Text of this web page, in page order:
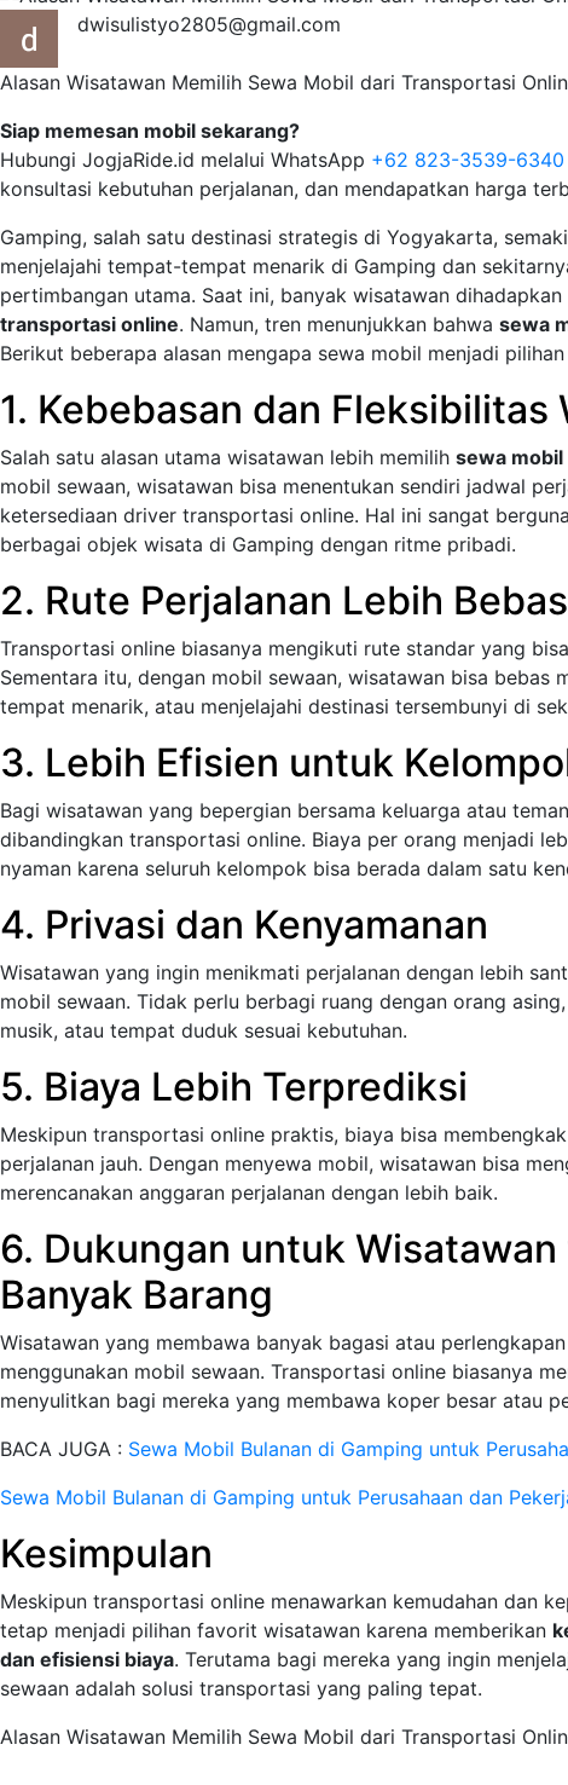
dwisulistyo2805@gmail.com
Alasan Wisatawan Memilih Sewa Mobil dari Transportasi
Siap memesan mobil sekarang?
Hubungi JogjaRide.id melalui WhatsApp +62 823-3539-6340
konsultasi kebutuhan perjalanan, dan mendapatkan harga
Gamping, salah satu destinasi strategis di Yogyakarta,
menjelajahi tempat-tempat menarik di Gamping dan
pertimbangan utama. Saat ini, banyak wisatawan
transportasi online. Namun, tren menunjukkan bahwa sewa
Berikut beberapa alasan mengapa sewa mobil menjadi
1. Kebebasan dan Fleksibilitas
Salah satu alasan utama wisatawan lebih memilih sewa mobil
mobil sewaan, wisatawan bisa menentukan sendiri jadwal
ketersediaan driver transportasi online. Hal ini sangat
berbagai objek wisata di Gamping dengan ritme pribadi.
2. Rute Perjalanan Lebih Bebas
Transportasi online biasanya mengikuti rute standar yang
Sementara itu, dengan mobil sewaan, wisatawan bisa bebas
tempat menarik, atau menjelajahi destinasi tersembunyi di
3. Lebih Efisien untuk
Bagi wisatawan yang bepergian bersama keluarga atau
dibandingkan transportasi online. Biaya per orang menjadi
nyaman karena seluruh kelompok bisa berada dalam satu
4. Privasi dan Kenyamanan
Wisatawan yang ingin menikmati perjalanan dengan lebih
mobil sewaan. Tidak perlu berbagi ruang dengan orang
musik, atau tempat duduk sesuai kebutuhan.
5. Biaya Lebih Terprediksi
Meskipun transportasi online praktis, biaya bisa
perjalanan jauh. Dengan menyewa mobil, wisatawan bisa
merencanakan anggaran perjalanan dengan lebih baik.
6. Dukungan untuk
Banyak Barang
Wisatawan yang membawa banyak bagasi atau
menggunakan mobil sewaan. Transportasi online biasanya
menyulitkan bagi mereka yang membawa koper besar atau
BACA JUGA : Sewa Mobil Bulanan di Gamping untuk
Sewa Mobil Bulanan di Gamping untuk Perusahaan dan
Kesimpulan
Meskipun transportasi online menawarkan kemudahan dan
tetap menjadi pilihan favorit wisatawan karena memberikan
dan efisiensi biaya. Terutama bagi mereka yang ingin
sewaan adalah solusi transportasi yang paling tepat.
Alasan Wisatawan Memilih Sewa Mobil dari Transportasi